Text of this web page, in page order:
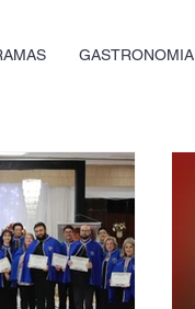
GASTRONOMIA